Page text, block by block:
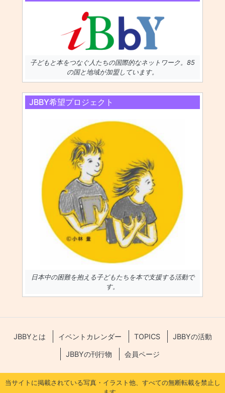
子どもと本をつなぐ人たちの国際的なネットワーク。85
の国と地域が加盟しています。
JBBY希望プロジェクト
日本中の困難を抱える子どもたちを本で支援する活動で
す。
JBBYとは イベントカレンダー TOPICS JBBYの活動
JBBYの刊行物 会員ページ
当サイトに掲載されている写真・イラスト他、すべての無断転載を禁止し